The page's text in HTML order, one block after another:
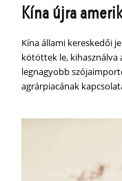
Kína újra
Kína állami kereskedői
kötöttek le, kihasználva
legnagyobb
agrárpiacának